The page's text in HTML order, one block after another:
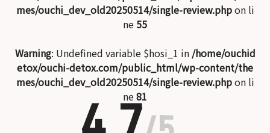
mes/ouchi_dev_old20250514/single-review.phpon li
ne 55
Warning: Undefined variable $hosi_1 in /home/ouchid
etox/ouchi-detox.com/public_html/wp-content/the
mes/ouchi_dev_old20250514/single-review.phpon li
ne81